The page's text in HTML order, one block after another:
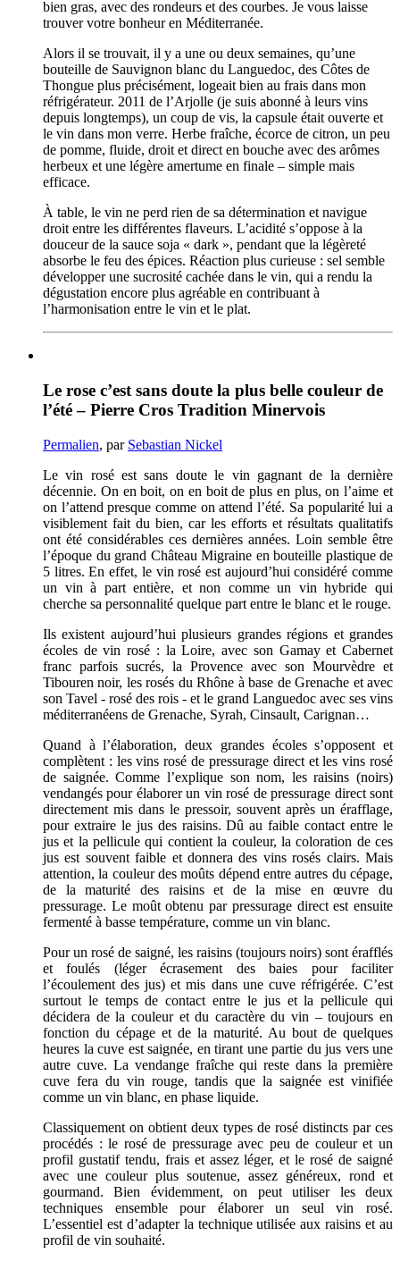
bien gras, avec des rondeurs et des courbes. Je vous laisse
trouver votre bonheur en Méditerranée.
Alors il se trouvait, il y a une ou deux semaines, qu’une
bouteille de Sauvignon blanc du Languedoc, des Côtes de
Thongue plus précisément, logeait bien au frais dans mon
réfrigérateur. 2011 de l’Arjolle (je suis abonné à leurs vins
depuis longtemps), un coup de vis, la capsule était ouverte et
le vin dans mon verre. Herbe fraîche, écorce de citron, un peu
de pomme, fluide, droit et direct en bouche avec des arômes
herbeux et une légère amertume en finale – simple mais
efficace.
À table, le vin ne perd rien de sa détermination et navigue
droit entre les différentes flaveurs. L’acidité s’oppose à la
douceur de la sauce soja « dark », pendant que la légèreté
absorbe le feu des épices. Réaction plus curieuse : sel semble
développer une sucrosité cachée dans le vin, qui a rendu la
dégustation encore plus agréable en contribuant à
l’harmonisation entre le vin et le plat.
Le rose c’est sans doute la plus belle couleur de
l’été – Pierre Cros Tradition Minervois
Permalien, par Sebastian Nickel
Le vin rosé est sans doute le vin gagnant de la dernière
décennie. On en boit, on en boit de plus en plus, on l’aime et
on l’attend presque comme on attend l’été. Sa popularité lui a
visiblement fait du bien, car les efforts et résultats qualitatifs
ont été considérables ces dernières années. Loin semble être
l’époque du grand Château Migraine en bouteille plastique de
5 litres. En effet, le vin rosé est aujourd’hui considéré comme
un vin à part entière, et non comme un vin hybride qui
cherche sa personnalité quelque part entre le blanc et le rouge.
Ils existent aujourd’hui plusieurs grandes régions et grandes
écoles de vin rosé : la Loire, avec son Gamay et Cabernet
franc parfois sucrés, la Provence avec son Mourvèdre et
Tibouren noir, les rosés du Rhône à base de Grenache et avec
son Tavel - rosé des rois - et le grand Languedoc avec ses vins
méditerranéens de Grenache, Syrah, Cinsault, Carignan…
Quand à l’élaboration, deux grandes écoles s’opposent et
complètent : les vins rosé de pressurage direct et les vins rosé
de saignée. Comme l’explique son nom, les raisins (noirs)
vendangés pour élaborer un vin rosé de pressurage direct sont
directement mis dans le pressoir, souvent après un érafflage,
pour extraire le jus des raisins. Dû au faible contact entre le
jus et la pellicule qui contient la couleur, la coloration de ces
jus est souvent faible et donnera des vins rosés clairs. Mais
attention, la couleur des moûts dépend entre autres du cépage,
de la maturité des raisins et de la mise en œuvre du
pressurage. Le moût obtenu par pressurage direct est ensuite
fermenté à basse température, comme un vin blanc.
Pour un rosé de saigné, les raisins (toujours noirs) sont érafflés
et foulés (léger écrasement des baies pour faciliter
l’écoulement des jus) et mis dans une cuve réfrigérée. C’est
surtout le temps de contact entre le jus et la pellicule qui
décidera de la couleur et du caractère du vin – toujours en
fonction du cépage et de la maturité. Au bout de quelques
heures la cuve est saignée, en tirant une partie du jus vers une
autre cuve. La vendange fraîche qui reste dans la première
cuve fera du vin rouge, tandis que la saignée est vinifiée
comme un vin blanc, en phase liquide.
Classiquement on obtient deux types de rosé distincts par ces
procédés : le rosé de pressurage avec peu de couleur et un
profil gustatif tendu, frais et assez léger, et le rosé de saigné
avec une couleur plus soutenue, assez généreux, rond et
gourmand. Bien évidemment, on peut utiliser les deux
techniques ensemble pour élaborer un seul vin rosé.
L’essentiel est d’adapter la technique utilisée aux raisins et au
profil de vin souhaité.